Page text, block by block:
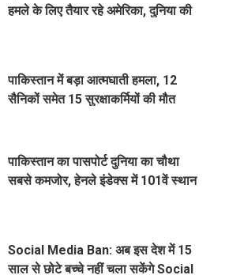
हमले के लिए तैयार रहे अमेरिका, दुनिया की
पाकिस्तान में बड़ा आत्मघाती हमला, 12
सैनिकों समेत 15 सुरक्षाकर्मियों की मौत
पाकिस्तान का पासपोर्ट दुनिया का चौथा
सबसे कमजोर, हेनले इंडेक्स में 101वें स्थान
Social Media Ban: अब इस देश में 15
साल से छोटे बच्चे नहीं चला सकेंगे Social